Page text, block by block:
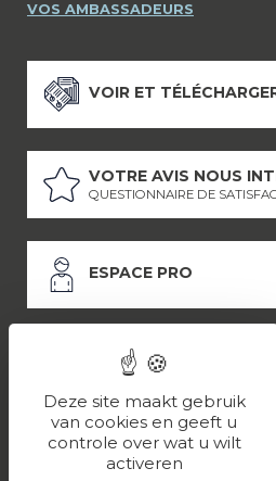
VOS AMBASSADEURS
VOIR ET
VOTRE AVIS NOUS
QUESTIONNAIRE DE
ESPACE PRO
ESPACE PRESSE
LES
Deze site maakt gebruik
van cookies en geeft u
controle over wat u wilt
activeren